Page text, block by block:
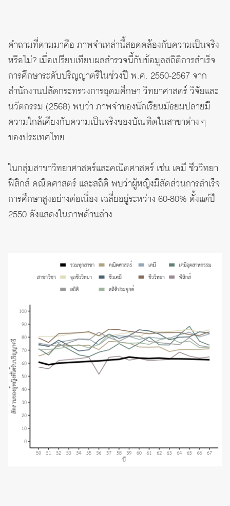
คำถามที่ตามมาคือ ภาพจำเหล่านี้สอดคล้องกับความเป็นจริง
หรือไม่? เมื่อเปรียบเทียบผลสำรวจนี้กับข้อมูลสถิติการสำเร็จ
การศึกษาระดับปริญญาตรีในช่วงปี พ.ศ. 2550-2567 จาก
สำนักงานปลัดกระทรวงการอุดมศึกษา วิทยาศาสตร์ วิจัยและ
นวัตกรรม (2568) พบว่า ภาพจำของนักเรียนมัธยมปลายมี
ความใกล้เคียงกับความเป็นจริงของบัณฑิตในสาขาต่าง ๆ
ของประเทศไทย
ในกลุ่มสาขาวิทยาศาสตร์และคณิตศาสตร์ เช่น เคมี ชีววิทยา
ฟิสิกส์ คณิตศาสตร์ และสถิติ พบว่าผู้หญิงมีสัดส่วนการสำเร็จ
การศึกษาสูงอย่างต่อเนื่อง เฉลี่ยอยู่ระหว่าง 60-80% ตั้งแต่ปี
2550 ดังแสดงในภาพด้านล่าง